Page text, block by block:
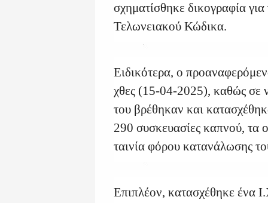
σχηματίσθηκε δικογραφία
Τελωνειακού Κώδικα.
Ειδικότερα, ο
χθες (15-04-2025), καθώς σε
του βρέθηκαν και
290 συσκευασίες καπνού, τα
ταινία φόρου κατανάλωσης
Επιπλέον, κατασχέθηκε ένα